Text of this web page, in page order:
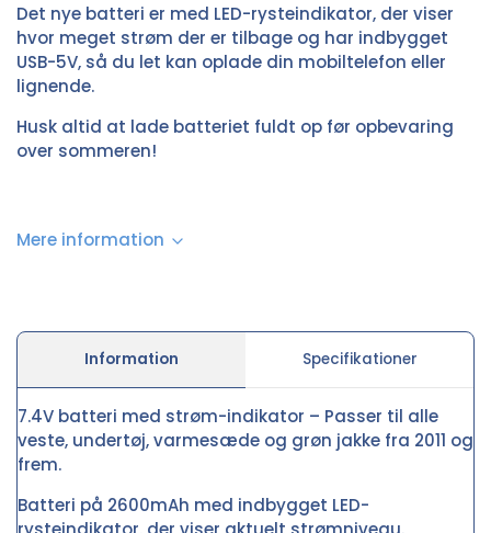
Det nye batteri er med LED-rysteindikator, der viser
hvor meget strøm der er tilbage og har indbygget
USB-5V, så du let kan oplade din mobiltelefon eller
lignende.
Husk altid at lade batteriet fuldt op før opbevaring
over sommeren!
Mere information
Information Specifikationer
7.4V batteri med strøm-indikator – Passer til alle
veste, undertøj, varmesæde og grøn jakke fra 2011 og
frem.
Batteri på 2600mAh med indbygget LED-